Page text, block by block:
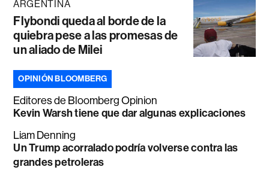
ARGENTINA
Flybondi queda al borde de la
quiebra pese a las promesas de
un aliado de Milei
OPINIÓN BLOOMBERG
Editores de Bloomberg Opinion
Kevin Warsh tiene que dar algunas explicaciones
Liam Denning
Un Trump acorralado podría volverse contra las
grandes petroleras